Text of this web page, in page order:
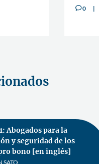
v0
legal de un
a uno
Cómo lograrlo (Parte